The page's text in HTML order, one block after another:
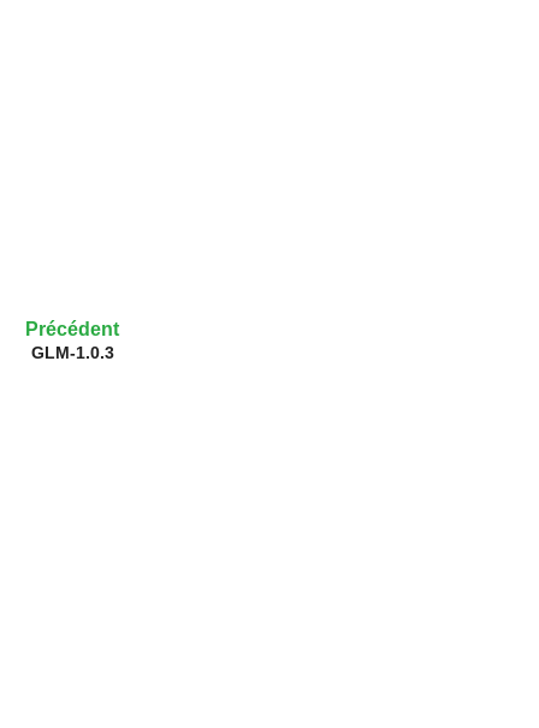
Précédent
GLM-1.0.3